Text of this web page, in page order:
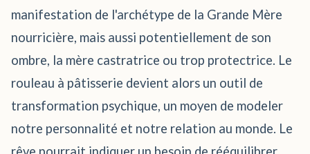
manifestation de l'archétype de la Grande Mère
nourricière, mais aussi potentiellement de son
ombre, la mère castratrice ou trop protectrice. Le
rouleau à pâtisserie devient alors un outil de
transformation psychique, un moyen de modeler
notre personnalité et notre relation au monde. Le